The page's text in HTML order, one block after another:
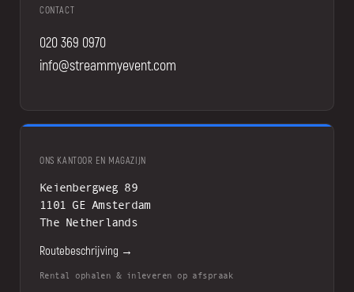
CONTACT
020 369 0970
info@streammyevent.com
ONS KANTOOR EN MAGAZIJN
Keienbergweg 89
1101 GE Amsterdam
The Netherlands
Routebeschrijving →
Rental ophalen & inleveren op afspraak